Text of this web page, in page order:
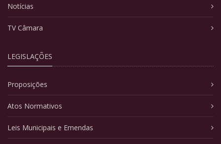
Notícias
TV Câmara
LEGISLAÇÕES
Proposições
Atos Normativos
Leis Municipais e Emendas